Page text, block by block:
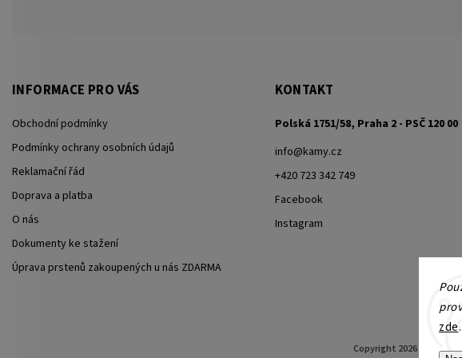
zde.
INFORMACE PRO VÁS
Obchodní podmínky
Podmínky ochrany osobních údajů
Reklamační řád
Doprava a platba
O nás
Dokumenty ke stažení
Úprava prstenů zakoupených u nás ZDARMA
KONTAKT
Polská 1751/58, Praha 2 - PSČ 120 00
info@kamy.cz
+420 723 342 749
Facebook
Instagram
Copyright 2026 KAMY